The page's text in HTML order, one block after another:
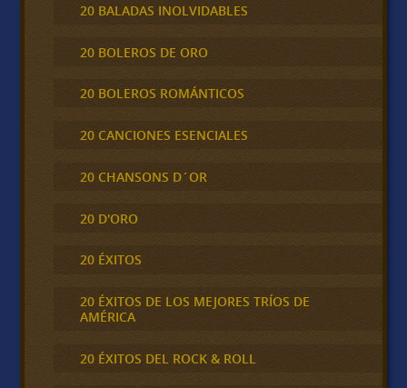
20 BALADAS INOLVIDABLES
20 BOLEROS DE ORO
20 BOLEROS ROMÁNTICOS
20 CANCIONES ESENCIALES
20 CHANSONS D´OR
20 D'ORO
20 ÉXITOS
20 ÉXITOS DE LOS MEJORES TRÍOS DE
AMÉRICA
20 ÉXITOS DEL ROCK & ROLL